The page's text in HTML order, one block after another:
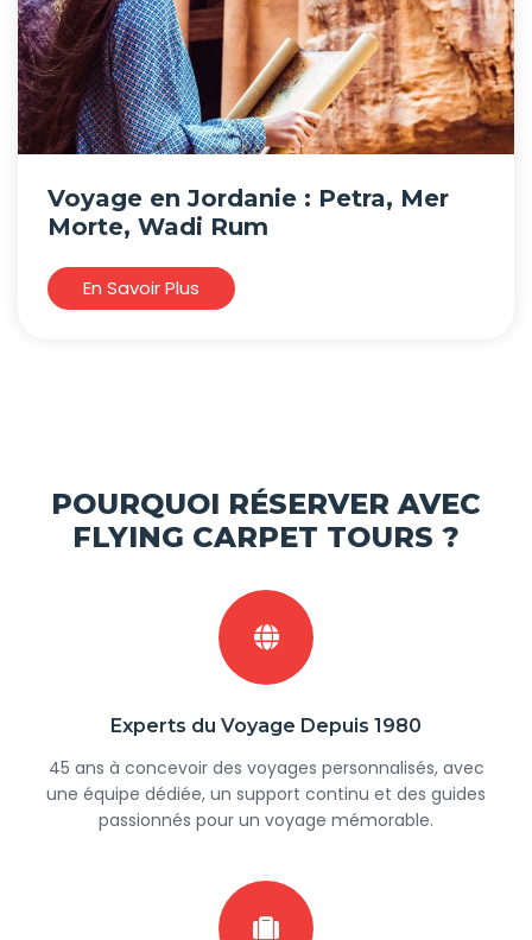
Voyage en Jordanie : Petra, Mer
Morte, Wadi Rum
En Savoir Plus
POURQUOI RÉSERVER AVEC
FLYING CARPET TOURS ?
Experts du Voyage Depuis 1980
45 ans à concevoir des voyages personnalisés, avec
une équipe dédiée, un support continu et des guides
passionnés pour un voyage mémorable.